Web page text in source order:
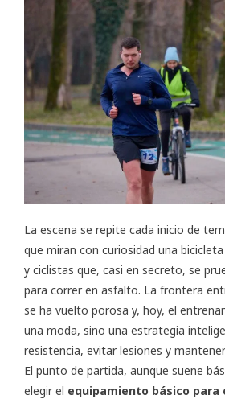
La escena se repite cada inicio de
que miran con curiosidad una
y ciclistas que, casi en secreto, se
para correr en asfalto. La frontera
se ha vuelto porosa y, hoy, el
una moda, sino una estrategia
resistencia, evitar lesiones y
El punto de partida, aunque suene
elegir el equipamiento básico para